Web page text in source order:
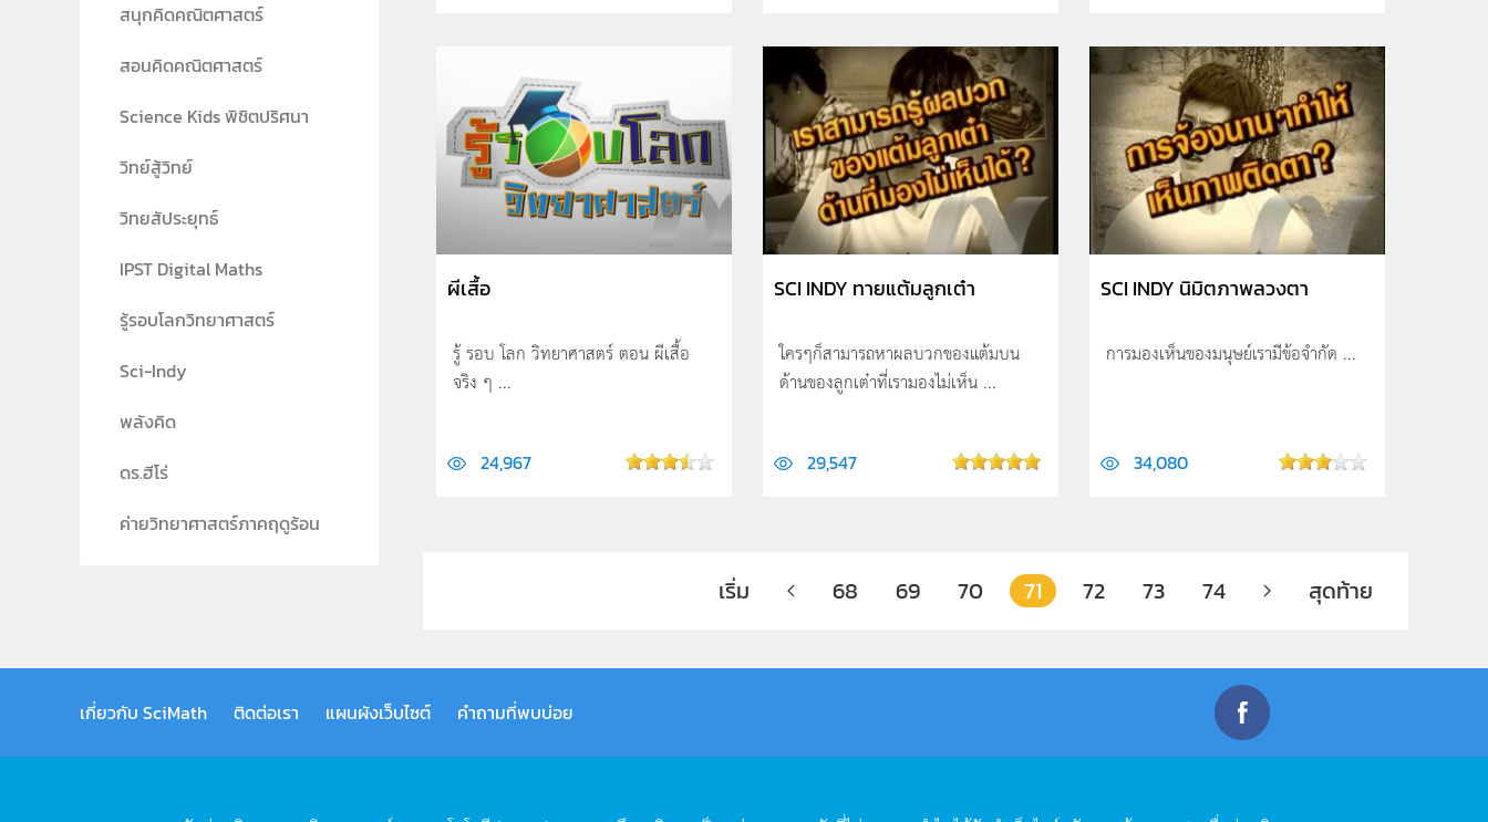
ผีเสื้อ
รู้ รอบ โลก วิทยาศาสตร์ ตอน ผีเสื้อ
จริง ๆ ...
24,967
SCI INDY ทายแต้มลูกเต๋า
ใครๆก็สามารถหาผลบวกของแต้มบน
ด้านของลูกเต๋าที่เรามองไม่เห็น ...
29,547
SCI INDY นิมิตภาพลวงตา
การมองเห็นของมนุษย์เรามีข้อจำกัด ...
34,080
เริ่ม 68 69 70 71 72 73 74 สุดท้าย
สนุกคิดคณิตศาสตร์
สอนคิดคณิตศาสตร์
Science Kids พิชิตปริศนา
วิทย์สู้วิทย์
วิทยสัประยุทธ์
IPST Digital Maths
รู้รอบโลกวิทยาศาสตร์
Sci-Indy
พลังคิด
ดร.ฮีโร่
ค่ายวิทยาศาสตร์ภาคฤดูร้อน
เกี่ยวกับ SciMath ติดต่อเรา แผนผังเว็บไซต์ คำถามที่พบบ่อย